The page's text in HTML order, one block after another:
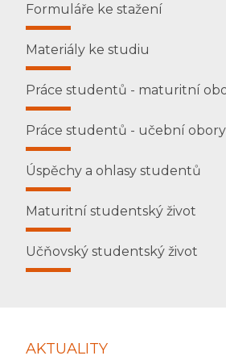
Formuláře ke stažení
Materiály ke studiu
Práce studentů - maturitní
Práce studentů - učební obory
Úspěchy a ohlasy studentů
Maturitní studentský život
Učňovský studentský život
AKTUALITY